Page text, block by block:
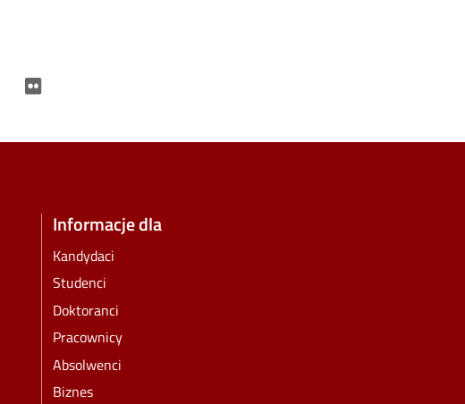
Spotify
Informacje dla
Kandydaci
Studenci
Doktoranci
Pracownicy
Absolwenci
Biznes